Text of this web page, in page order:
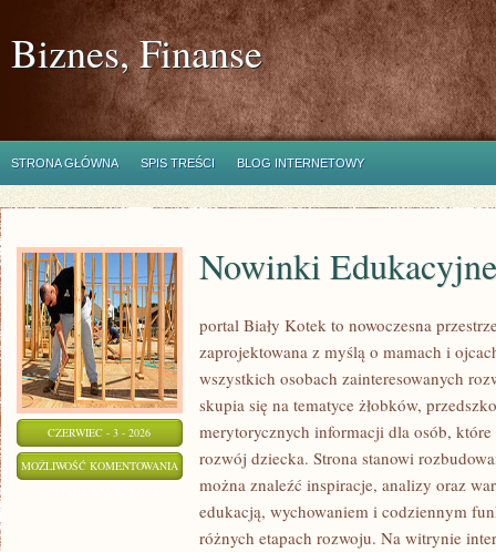
Biznes, Finanse
STRONA GŁÓWNA SPIS TREŚCI BLOG INTERNETOWY
CZERWIEC - 3 - 2026
MOŻLIWOŚĆ KOMENTOWANIA NOWINKI
EDUKACYJNE
Nowinki Edukacyjne
portal Biały Kotek to nowoczesna
zaprojektowana z myślą o mamach i
wszystkich osobach zainteresowanych
skupia się na tematyce żłobków,
merytorycznych informacji dla osób,
rozwój dziecka. Strona stanowi
można znaleźć inspiracje, analizy oraz
edukacją, wychowaniem i codziennym
różnych etapach rozwoju. Na witrynie